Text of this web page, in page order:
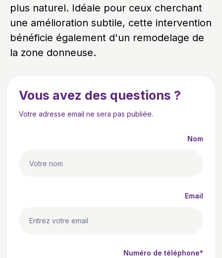
plus naturel. Idéale pour ceux cherchant
une amélioration subtile, cette intervention
bénéficie également d'un remodelage de
la zone donneuse.
Vous avez des questions ?
Votre adresse email ne sera pas publiée.
Nom
Email
Numéro de téléphone*